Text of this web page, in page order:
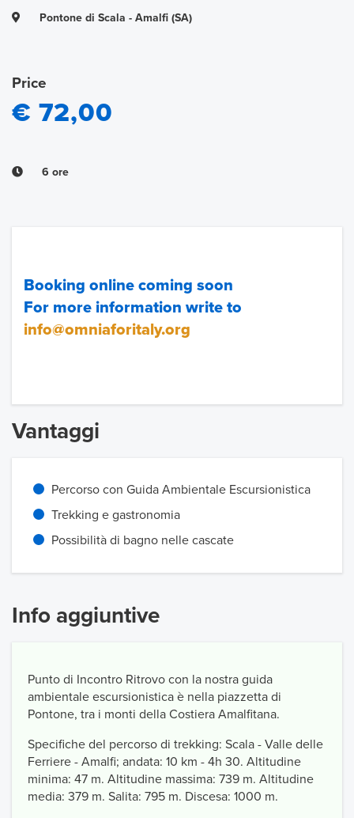
Pontone di Scala - Amalfi (SA)
Price
€ 72,00
6 ore
Booking online coming soon
For more information write to
info@omniaforitaly.org
Vantaggi
Percorso con Guida Ambientale Escursionistica
Trekking e gastronomia
Possibilità di bagno nelle cascate
Info aggiuntive
Punto di Incontro Ritrovo con la nostra guida
ambientale escursionistica è nella piazzetta di
Pontone, tra i monti della Costiera Amalfitana.
Specifiche del percorso di trekking: Scala - Valle delle
Ferriere - Amalfi; andata: 10 km - 4h 30. Altitudine
minima: 47 m. Altitudine massima: 739 m. Altitudine
media: 379 m. Salita: 795 m. Discesa: 1000 m.